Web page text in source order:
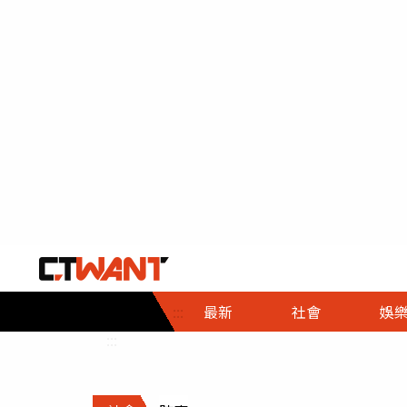
::: 最新 社會
社會首頁
時事
調查
娛樂
娛樂首頁
即時
財經首頁
熱線
政